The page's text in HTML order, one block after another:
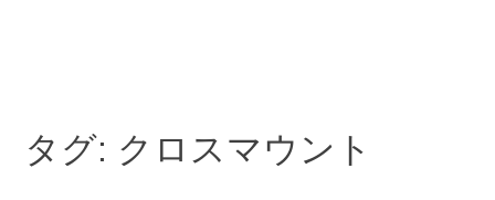
タグ: クロスマウント